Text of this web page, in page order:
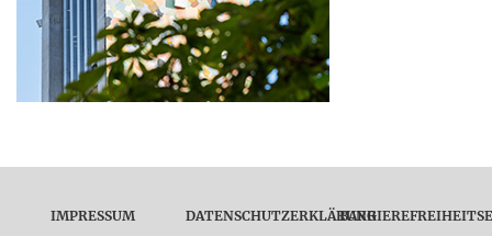
IMPRESSUM DATENSCHUTZERKLÄRUNG